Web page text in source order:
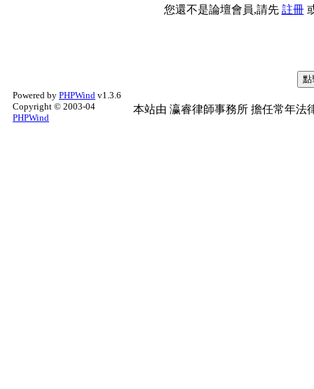
您還不是論壇會員,請先 註冊
Powered by PHPWind v1.3.6
Copyright © 2003-04
PHPWind
本站由 瀛睿律師事務所 擔任常年法